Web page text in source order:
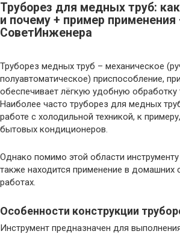
Труборез для медных труб:
и почему + пример применения
СоветИнженера
Труборез медных труб – механическое
полуавтоматическое) приспособление,
обеспечивает лёгкую удобную обработку
Наиболее часто труборез для медных
работе с холодильной техникой, к
бытовых кондиционеров.
Однако помимо этой области
также находится применение в домашних
работах.
Особенности конструкции
Инструмент предназначен для